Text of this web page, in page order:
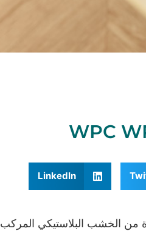
LinkedIn
من الخشب البلاستيكي المركب